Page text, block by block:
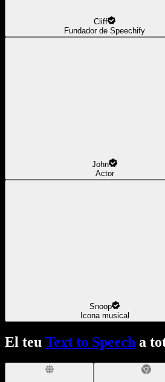
Cliff
Fundador de Speechify
John
Actor
Snoop
Icona musical
El teu Text to Speech a